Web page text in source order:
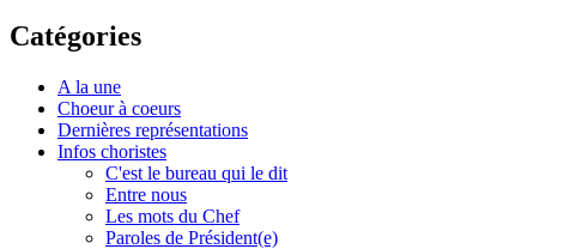
Catégories
A la une
Choeur à coeurs
Dernières représentations
Infos choristes
C'est le bureau qui le dit
Entre nous
Les mots du Chef
Paroles de Président(e)